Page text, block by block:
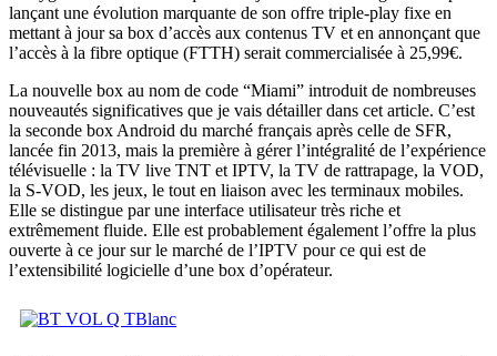
lançant une évolution marquante de son offre triple-play fixe en
mettant à jour sa box d’accès aux contenus TV et en annonçant que
l’accès à la fibre optique (FTTH) serait commercialisée à 25,99€.
La nouvelle box au nom de code “Miami” introduit de nombreuses
nouveautés significatives que je vais détailler dans cet article. C’est
la seconde box Android du marché français après celle de SFR,
lancée fin 2013, mais la première à gérer l’intégralité de l’expérience
télévisuelle : la TV live TNT et IPTV, la TV de rattrapage, la VOD,
la S-VOD, les jeux, le tout en liaison avec les terminaux mobiles.
Elle se distingue par une interface utilisateur très riche et
extrêmement fluide. Elle est probablement également l’offre la plus
ouverte à ce jour sur le marché de l’IPTV pour ce qui est de
l’extensibilité logicielle d’une box d’opérateur.